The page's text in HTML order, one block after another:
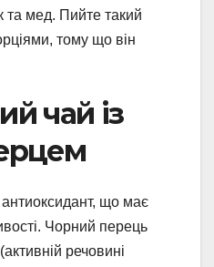
та мед. Пийте такий
тому що він
чай із
що має
Чорний перець
речовині